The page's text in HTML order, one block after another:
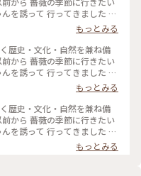
を誘って 行ってきました 先
てしまい まだ薔薇に未練が
しまっていましたが この広
が咲いていて 素敵な庭園で
なくて寄れなかった 洋館の喫
☕️🫖 ⁡ 2026.5.25 📸 ⁡ #旧古河
もっとみる
から 薔薇の季節に行きたい
を誘って 行ってきました 先
てしまい まだ薔薇に未練が
しまっていましたが この広
が咲いていて 素敵な庭園で
なくて寄れなかった 洋館の喫
☕️🫖 ⁡ 2026.5.25 📸 ⁡ #旧古河
もっとみる
から 薔薇の季節に行きたい
を誘って 行ってきました 先
てしまい まだ薔薇に未練が
しまっていましたが この広
もっとみる